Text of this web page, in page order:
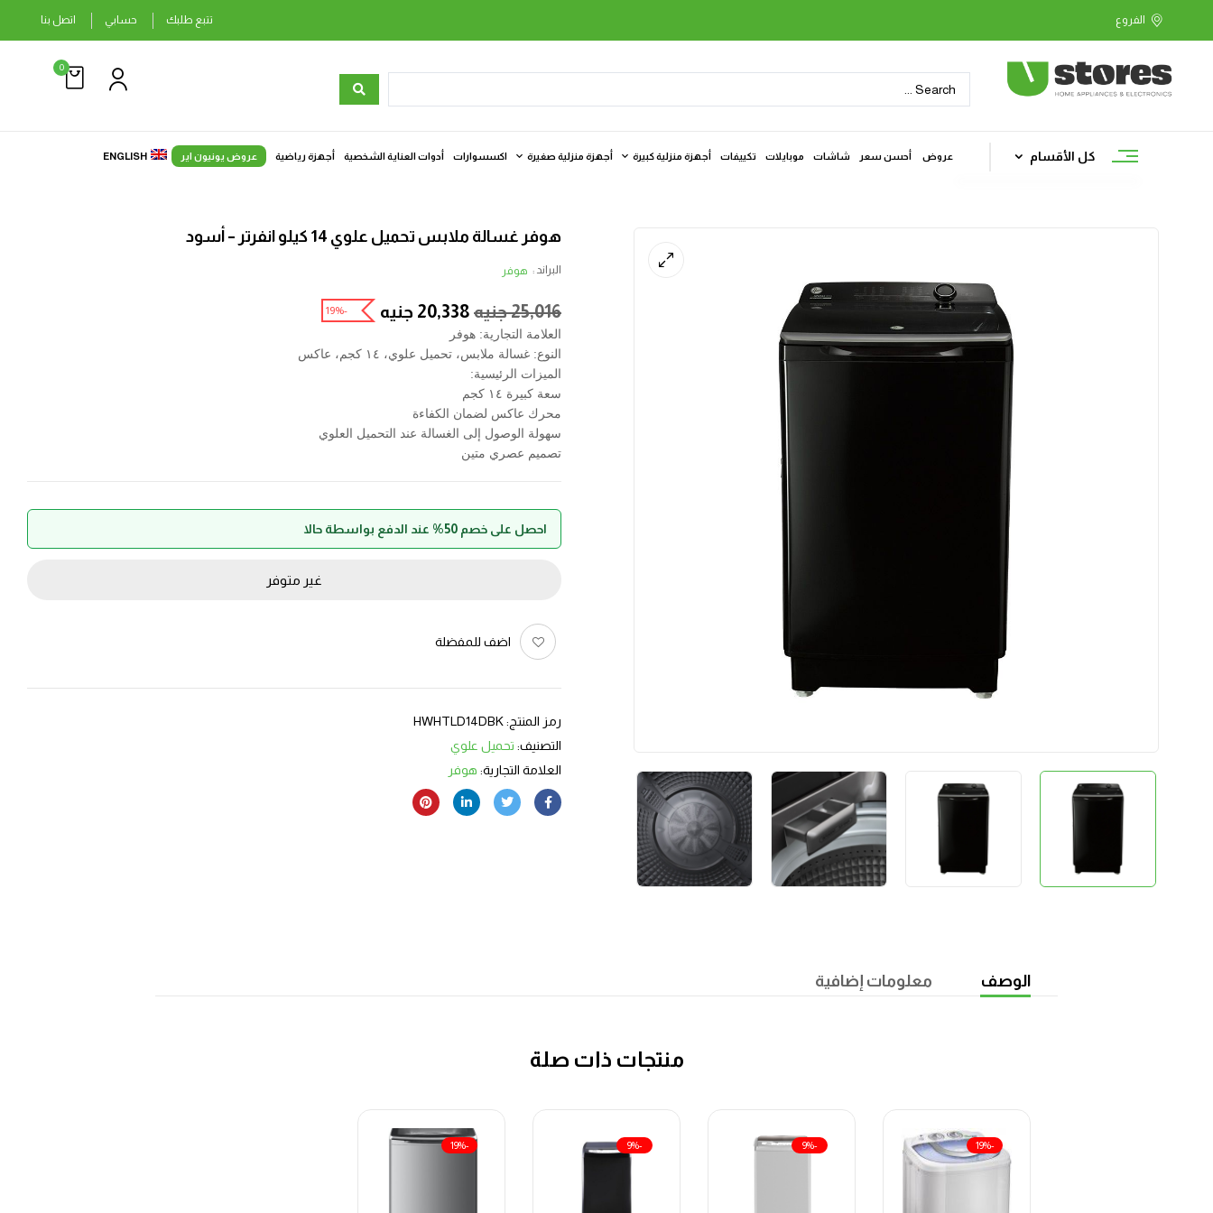
تتبع طلبك حسابي اتصل بنا
0
كل الأقسام عروض أحسن سعر شاشات موبايلات تكييفات أجهزة منزلية كبيرة أجهزة منزلية صغيرة اكسسوارات أدوات العناية الشخصية أجهزة رياضية عروض يونيون اير ENGLISH
هوفر غسالة ملابس تحميل علوي 14 كيلو انفرتر – أسود
البراند : هوفر
25,016جنيه 20,338 جنيه -19%
العلامة التجارية: هوفر
النوع: غسالة ملابس، تحميل علوي، ١٤ كجم، عاكس
الميزات الرئيسية:
سعة كبيرة ١٤ كجم
محرك عاكس لضمان الكفاءة
سهولة الوصول إلى الغسالة عند التحميل العلوي
تصميم عصري متين
احصل على خصم 50% عند الدفع بواسطة حالا
غير متوفر
اضف للمفضلة
رمز المنتج:HWHTLD14DBK
التصنيف: تحميل علوي
العلامة التجارية: هوفر
الوصف معلومات إضافية
منتجات ذات صلة
-19%
-9%
-9%
-19%